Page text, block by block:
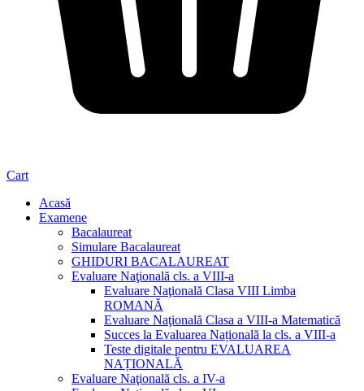
Cart
Acasă
Examene
Bacalaureat
Simulare Bacalaureat
GHIDURI BACALAUREAT
Evaluare Naţională cls. a VIII-a
Evaluare Naţională Clasa VIII Limba
ROMANĂ
Evaluare Naţională Clasa a VIII-a Matematică
Succes la Evaluarea Națională la cls. a VIII-a
Teste digitale pentru EVALUAREA
NAȚIONALĂ
Evaluare Naţională cls. a IV-a